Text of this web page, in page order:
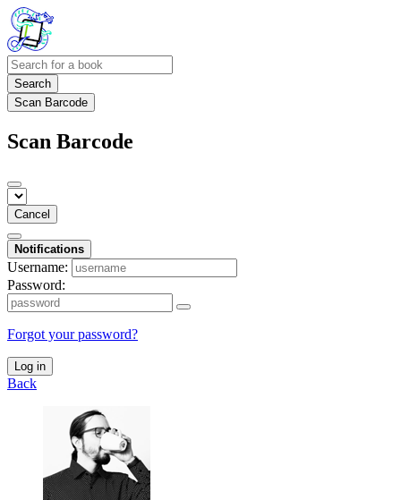
Search
Scan Barcode
Scan Barcode
Cancel
Notifications
Username:
Password:
Forgot your password?
Log in
Back